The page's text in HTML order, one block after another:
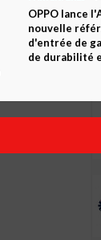
OPPO lance
nouvelle
d'entrée de
de durabilité